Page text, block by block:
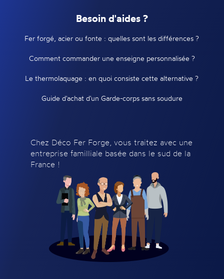
Besoin d'aides ?
Fer forgé, acier ou fonte : quelles sont les différences ?
Comment commander une enseigne personnalisée ?
Le thermolaquage : en quoi consiste cette alternative ?
Guide d'achat d'un Garde-corps sans soudure
Chez Déco Fer Forge, vous traitez avec une
entreprise familliale basée dans le sud de la
France !